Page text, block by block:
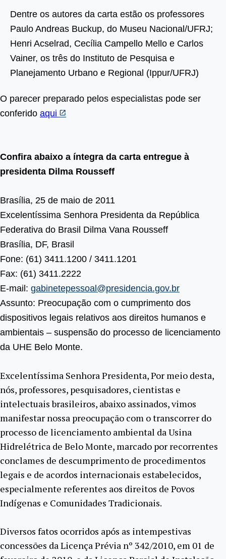
Dentre os autores da carta estão os professores
Paulo Andreas Buckup, do Museu Nacional/UFRJ;
Henri Acselrad, Cecília Campello Mello e Carlos
Vainer, os três do Instituto de Pesquisa e
Planejamento Urbano e Regional (Ippur/UFRJ)
O parecer preparado pelos especialistas pode ser
conferido aqui
Confira abaixo a íntegra da carta entregue à
presidenta Dilma Rousseff
Brasília, 25 de maio de 2011
Excelentíssima Senhora Presidenta da República
Federativa do Brasil Dilma Vana Rousseff
Brasília, DF, Brasil
Fone: (61) 3411.1200 / 3411.1201
Fax: (61) 3411.2222
E-mail: gabinetepessoal@presidencia.gov.br
Assunto: Preocupação com o cumprimento dos
dispositivos legais relativos aos direitos humanos e
ambientais – suspensão do processo de licenciamento
da UHE Belo Monte.
Excelentíssima Senhora Presidenta, Por meio desta,
nós, professores, pesquisadores, cientistas e
intelectuais brasileiros, abaixo assinados, vimos
manifestar nossa preocupação com o transcorrer do
processo de licenciamento ambiental da Usina
Hidrelétrica de Belo Monte, marcado por recorrentes
conclames de descumprimento de procedimentos
legais e de acordos internacionais estabelecidos,
especialmente referentes aos direitos de Povos
Indígenas e Comunidades Tradicionais.
Diversos fatos ocorridos após as intempestivas
concessões da Licença Prévia nº 342/2010, em 01 de